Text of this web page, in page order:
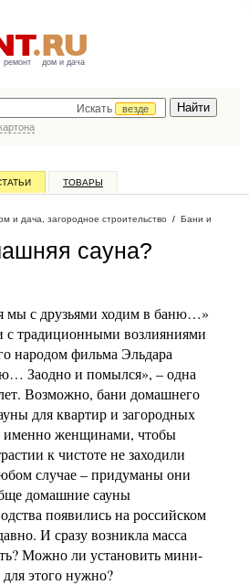
ремонт дом и дача
Искать
везде
ТОВАРЫ
и дача, загородное строительство / Бани и
сауна?
мы с друзьями ходим в баню…»
с традиционными возлияниями
народом фильма Эльдара
Заодно и помылся», – одна
Возможно, бани домашнего
для квартир и загородных
женщинами, чтобы
к чистоте не заходили
случае – придуманы они
домашние сауны
появились на российском
И сразу возникла масса
Можно ли установить мини-
этого нужно?